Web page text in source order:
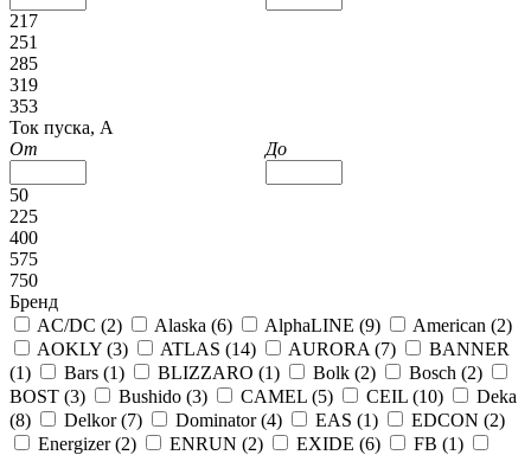
217
251
285
319
353
Ток пуска, А
От
До
50
225
400
575
750
Бренд
AC/DC (2) Alaska (6) AlphaLINE (9) American (2)
AOKLY (3) ATLAS (14) AURORA (7)
BANNER
(1) Bars (1) BLIZZARO (1) Bolk (2) Bosch (2)
BOST (3) Bushido (3) CAMEL (5) CEIL (10)
Deka
(8) Delkor (7) Dominator (4) EAS (1) EDCON (2)
Energizer (2) ENRUN (2) EXIDE (6) FB (1)